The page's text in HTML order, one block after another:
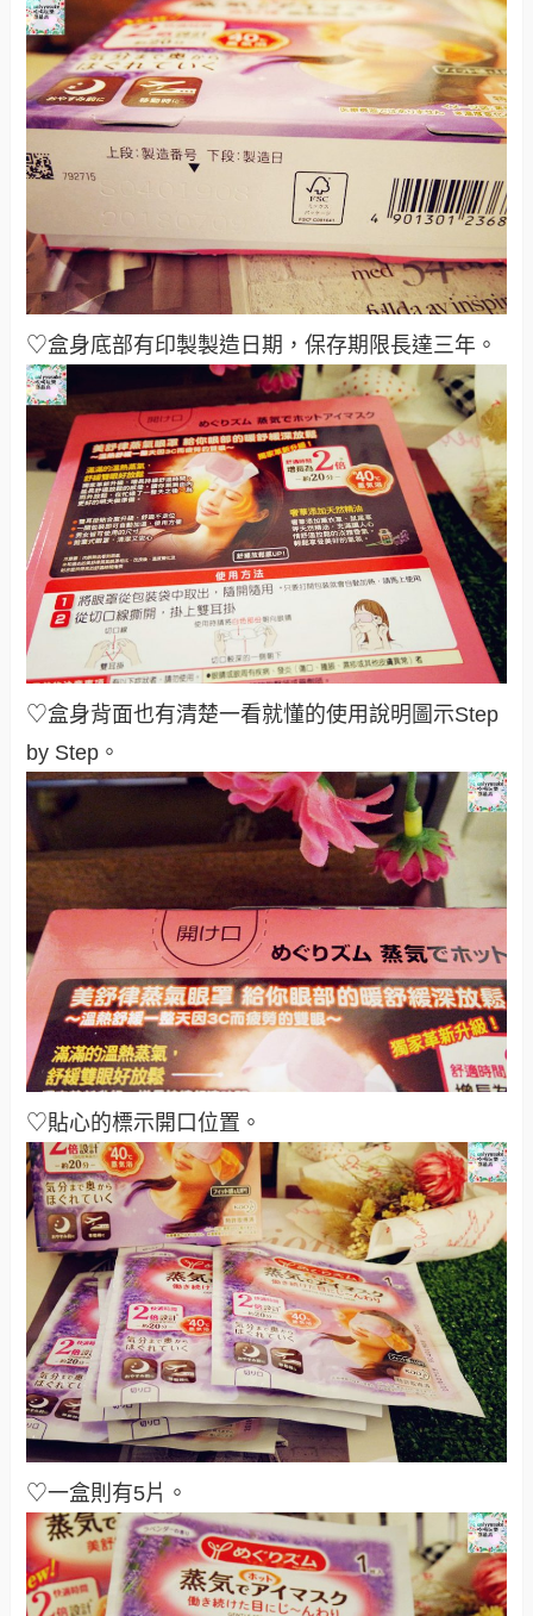
♡盒身底部有印製製造日期，保存期限長達三年。
♡盒身背面也有清楚一看就懂的使用說明圖示Step
by Step。
♡貼心的標示開口位置。
♡一盒則有5片。